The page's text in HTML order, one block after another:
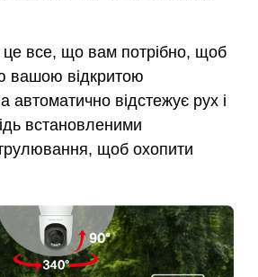
все, що вам потрібно, щоб
вашою відкритою
автоматично відстежує рух і
встановленими
щоб охопити